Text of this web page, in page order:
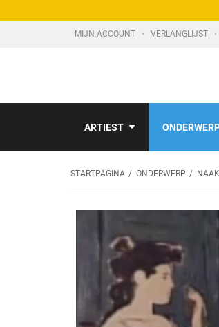
MIJN ACCOUNT VERLANGLIJST
ARTIEST
STARTPAGINA ONDERWERP